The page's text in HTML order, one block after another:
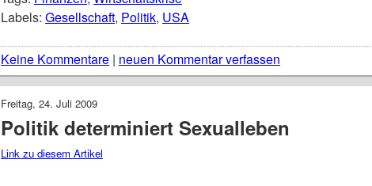
Labels: Gesellschaft, Politik, USA
Keine Kommentare | neuen Kommentar verfassen
Freitag, 24. Juli 2009
Politik determiniert Sexualleben
Link zu diesem Artikel